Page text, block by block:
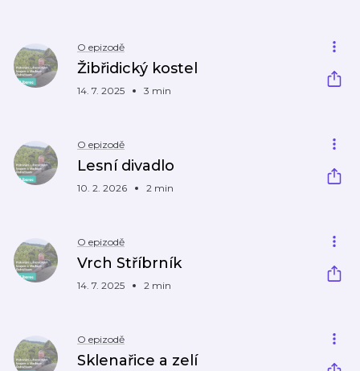
O epizodě
Žibřidický kostel
14. 7. 2025 3 min
O epizodě
Lesní divadlo
10. 2. 2026 2 min
O epizodě
Vrch Stříbrník
14. 7. 2025 2 min
O epizodě
Sklenařice a zelí